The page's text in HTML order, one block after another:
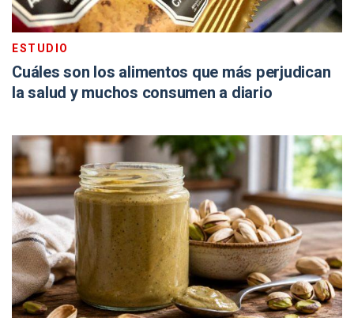
ESTUDIO
Cuáles son los alimentos que más perjudican
la salud y muchos consumen a diario